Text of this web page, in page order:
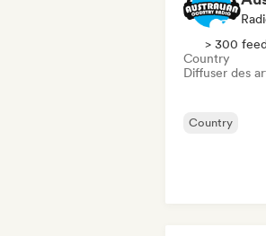
> 300
Country
Diffuser des
Country